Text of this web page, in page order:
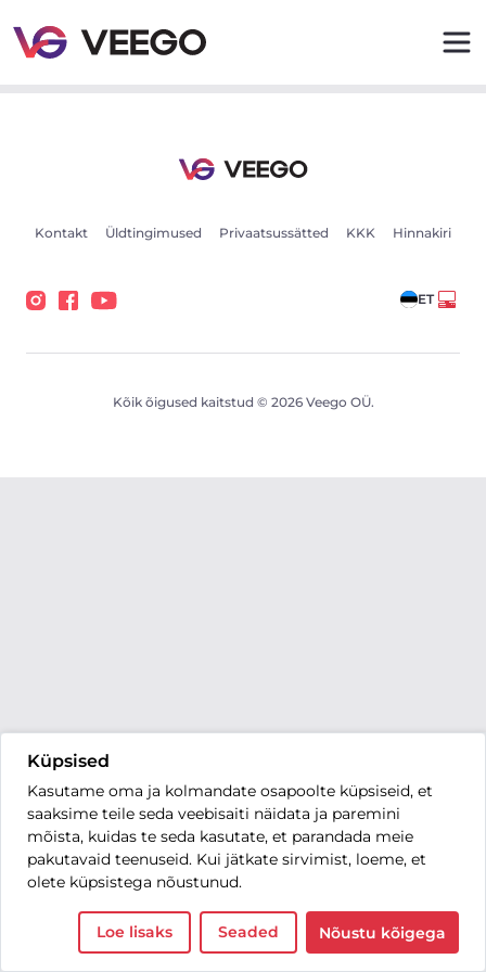
Küpsised
Kasutame oma ja kolmandate osapoolte küpsiseid, et
saaksime teile seda veebisaiti näidata ja paremini
mõista, kuidas te seda kasutate, et parandada meie
pakutavaid teenuseid. Kui jätkate sirvimist, loeme, et
olete küpsistega nõustunud.
Loe lisaks Seaded Nõustu kõigega
Kontakt Üldtingimused Privaatsussätted KKK Hinnakiri
ET
Kõik õigused kaitstud © 2026 Veego OÜ.